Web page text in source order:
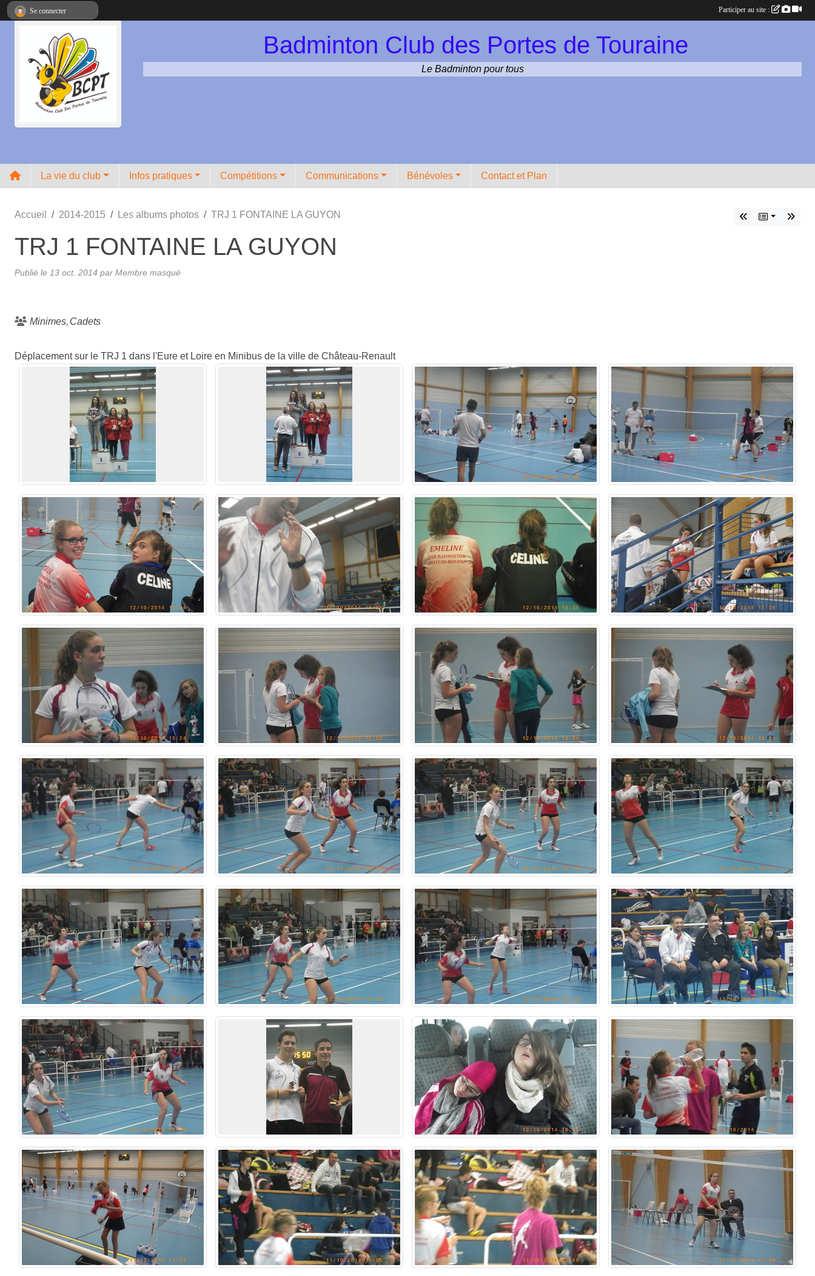
Badminton Club des Portes de Touraine
Le Badminton pour tous
La vie du club Infos pratiques Compétitions Communications Bénévoles Contact et Plan
Accueil 2014-2015 Les albums photos TRJ 1 FONTAINE LA GUYON
TRJ 1 FONTAINE LA GUYON
Publié le 13 oct. 2014 par Membre masqué
Minimes Cadets
Déplacement sur le TRJ 1 dans l'Eure et Loire en Minibus de la ville de Château-Renault
Se connecter Participer au site :
Panneau de gestion des cookies